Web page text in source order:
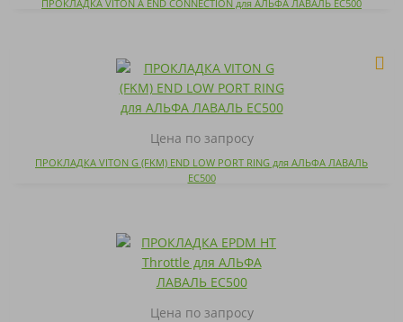
ПРОКЛАДКА VITON A END CONNECTION для АЛЬФА ЛАВАЛЬ EC500
Цена по запросу
ПРОКЛАДКА VITON G (FKM) END LOW PORT RING для АЛЬФА ЛАВАЛЬ
EC500
Цена по запросу